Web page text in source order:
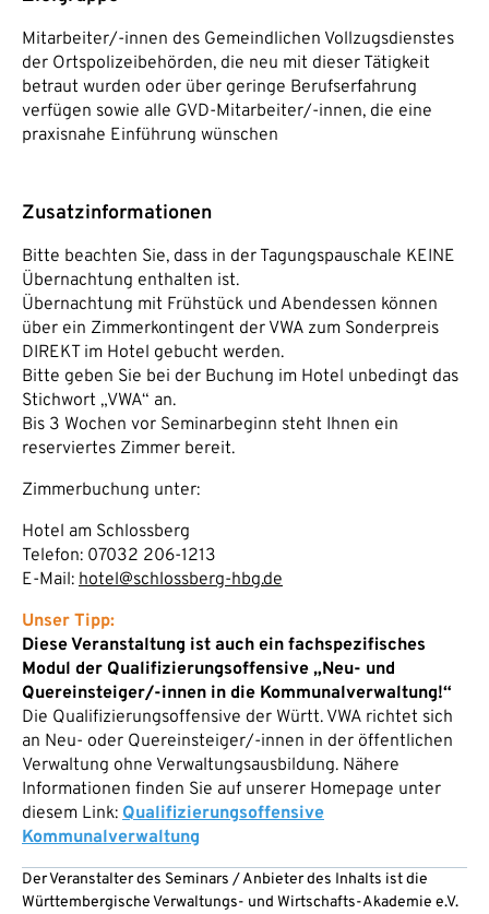
Mitarbeiter/-innen des Gemeindlichen Vollzugsdienstes
der Ortspolizeibehörden, die neu mit dieser Tätigkeit
betraut wurden oder über geringe Berufserfahrung
verfügen sowie alle GVD-Mitarbeiter/-innen, die eine
praxisnahe Einführung wünschen
Zusatzinformationen
Bitte beachten Sie, dass in der Tagungspauschale KEINE
Übernachtung enthalten ist.
Übernachtung mit Frühstück und Abendessen können
über ein Zimmerkontingent der VWA zum Sonderpreis
DIREKT im Hotel gebucht werden.
Bitte geben Sie bei der Buchung im Hotel unbedingt das
Stichwort „VWA“ an.
Bis 3 Wochen vor Seminarbeginn steht Ihnen ein
reserviertes Zimmer bereit.
Zimmerbuchung unter:
Hotel am Schlossberg
Telefon: 07032 206-1213
E-Mail: hotel@schlossberg-hbg.de
Unser Tipp:
Diese Veranstaltung ist auch ein fachspezifisches
Modul der Qualifizierungsoffensive „Neu- und
Quereinsteiger/-innen in die Kommunalverwaltung!“
Die Qualifizierungsoffensive der Württ. VWA richtet sich
an Neu- oder Quereinsteiger/-innen in der öffentlichen
Verwaltung ohne Verwaltungsausbildung. Nähere
Informationen finden Sie auf unserer Homepage unter
diesem Link: Qualifizierungsoffensive
Kommunalverwaltung
Der Veranstalter des Seminars / Anbieter des Inhalts ist die
Württembergische Verwaltungs- und Wirtschafts-Akademie e.V.